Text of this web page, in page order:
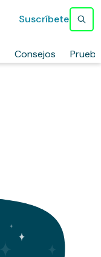
Consejos
Suscríbete